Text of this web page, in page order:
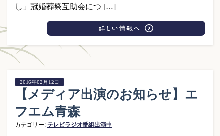
し」冠婚葬祭互助会につ […]
2016年02月12日
【メディア出演のお知らせ】エ
フエム青森
カテゴリー: テレビラジオ番組出演中